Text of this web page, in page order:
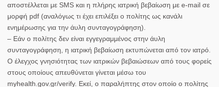
αποστέλλεται με SMS και η πλήρης ιατρική βεβαίωση με e-mail σε
μορφή pdf (αναλόγως τι έχει επιλέξει ο πολίτης ως κανάλι
ενημέρωσης για την άυλη συνταγογράφηση).
– Εάν ο πολίτης δεν είναι εγγεγραμμένος στην άυλη
συνταγογράφηση, η ιατρική βεβαίωση εκτυπώνεται από τον ιατρό.
Ο έλεγχος γνησιότητας των ιατρικών βεβαιώσεων από τους φορείς
στους οποίους απευθύνεται γίνεται μέσω του
myhealth.gov.gr/verify. Εκεί, ο παραλήπτης στον οποίο ο πολίτης